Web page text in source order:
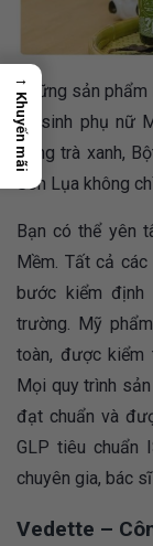
Những sản
vệ sinh phụ nữ
bông trà xanh,
Son Lụa không
Bạn có thể yên
Mềm. Tất cả
bước kiểm
trường. Mỹ
toàn, được
Mọi quy trình
đạt chuẩn và
GLP tiêu chuẩn
chuyên gia, bác
Vedette –
→
Khuyến mãi